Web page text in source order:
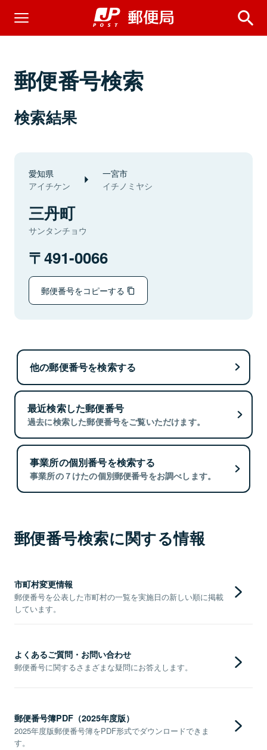
郵便番号検索
検索結果
愛知県
アイチケン
一宮市
イチノミヤシ
三丹町
サンタンチョウ
491-0066
郵便番号をコピーする
他の郵便番号を検索する
最近検索した郵便番号
過去に検索した郵便番号をご覧いただけます。
事業所の個別番号を検索する
事業所の７けたの個別郵便番号をお調べします。
郵便番号検索に関する情報
市町村変更情報
郵便番号を公表した市町村の一覧を実施日の新しい順に掲載
しています。
よくあるご質問・お問い合わせ
郵便番号に関するさまざまな疑問にお答えします。
郵便番号簿PDF（2025年度版）
2025年度版郵便番号簿をPDF形式でダウンロードできま
す。